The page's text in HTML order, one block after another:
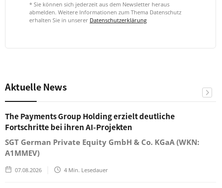
* Sie können sich jederzeit aus dem Newsletter heraus
abmelden. Weitere Informationen zum Thema Datenschutz
erhalten Sie in unserer Datenschutzerklärung
Aktuelle News
The Payments Group Holding erzielt deutliche
Fortschritte bei ihren AI-Projekten
SGT German Private Equity GmbH & Co. KGaA (WKN:
A1MMEV)
07.08.2026 4 Min. Lesedauer